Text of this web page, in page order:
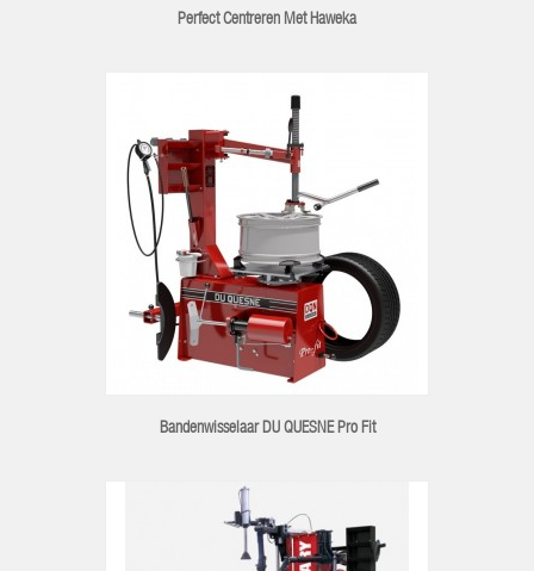
Perfect Centreren Met Haweka
Bandenwisselaar DU QUESNE Pro Fit